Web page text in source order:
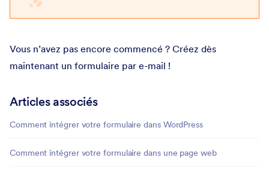
Vous n’avez pas encore commencé ? Créez dès
maintenant un formulaire par e-mail !
Articles associés
Comment intégrer votre formulaire dans WordPress
Comment intégrer votre formulaire dans une page web